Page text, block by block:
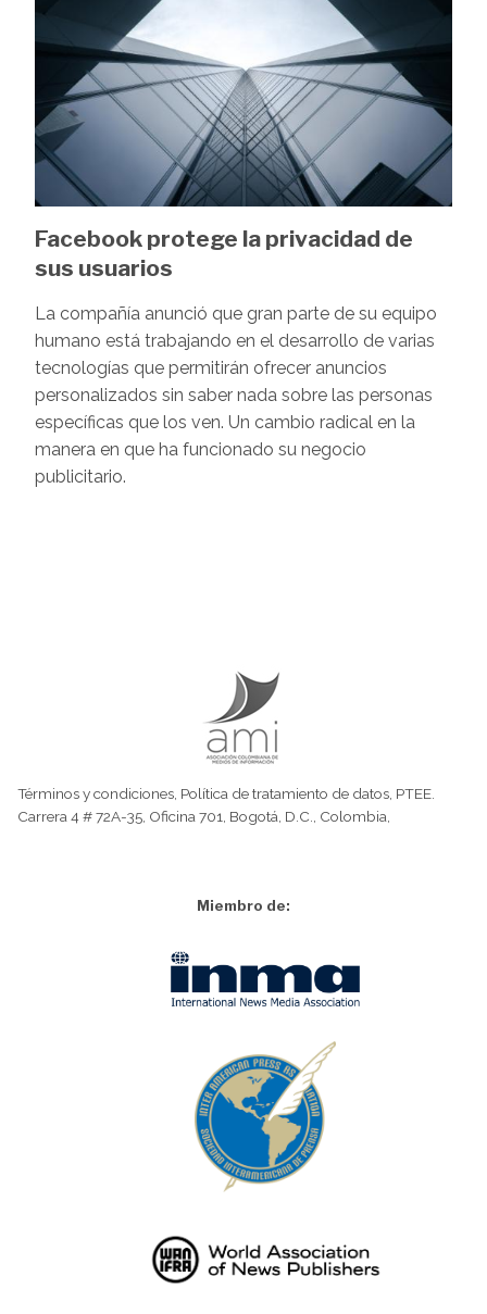
Facebook protege la privacidad de
sus usuarios
La compañía anunció que gran parte de su equipo
humano está trabajando en el desarrollo de varias
tecnologías que permitirán ofrecer anuncios
personalizados sin saber nada sobre las personas
específicas que los ven. Un cambio radical en la
manera en que ha funcionado su negocio
publicitario.
Términos y condiciones Política de tratamiento de datos PTEE.
Carrera 4 # 72A-35, Oficina 701, Bogotá, D.C., Colombia,
Miembro de: